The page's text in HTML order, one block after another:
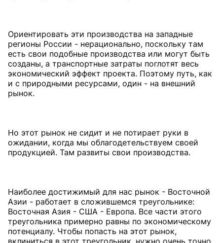
Ориентировать эти производства на западные
регионы России - нерационально, поскольку там
есть свои подобные производства или могут быть
созданы, а транспортные затраты поглотят весь
экономический эффект проекта. Поэтому путь, как
и с природными ресурсами, один - на внешний
рынок.
Но этот рынок не сидит и не потирает руки в
ожидании, когда мы облагодетельствуем своей
продукцией. Там развиты свои производства.
Наиболее достижимый для нас рынок - Восточной
Азии - работает в сложившемся треугольнике:
Восточная Азия - США - Европа. Все части этого
треугольника примерно равны по экономическому
потенциалу. Чтобы попасть на этот рынок,
вклиниться в этот треугольник, нужно очень точно,